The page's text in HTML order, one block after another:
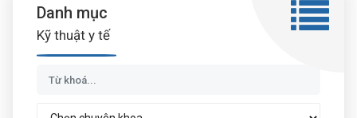
Danh mục
Kỹ thuật y tế